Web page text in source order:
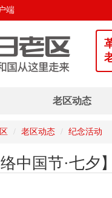
端
老区动态
老区动态 纪念活动
络中国节·七